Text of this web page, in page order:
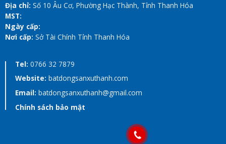
Địa chỉ: Số 10 Âu Cơ, Phường Hạc Thành, Tỉnh Thanh Hóa
MST:
Ngày cấp:
Nơi cấp: Sở Tài Chính Tỉnh Thanh Hóa
Tel: 0766 32 7879
Website: batdongsanxuthanh.com
Email: batdongsanxuthanh@gmail.com
Chính sách bảo mật